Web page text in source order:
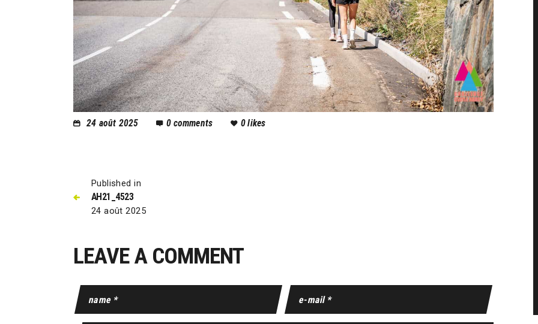
24 août 2025 0 comments 0likes
Published in
AH21_4523
24 août 2025
LEAVE A COMMENT